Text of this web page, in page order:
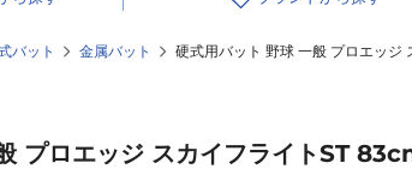
バット 金属バット 硬式用バット 野球 一般 プロエッ
プロエッジ スカイフライトST